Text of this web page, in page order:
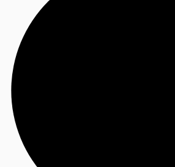
Blog
Données marchés
Appelez maintenant